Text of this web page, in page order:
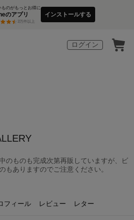
ものがもっとお得に
のアプリ
3万件以上
インストールする
ログイン
のものも完成次第再販していますが、ビ
もありますのでご注意ください。
フィール レビュー レター